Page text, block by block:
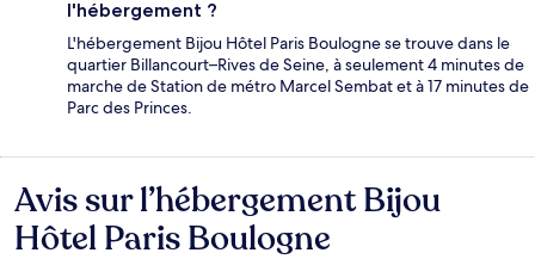
l'hébergement ?
L'hébergement Bijou Hôtel Paris Boulogne se trouve dans le
quartier Billancourt–Rives de Seine, à seulement 4 minutes de
marche de Station de métro Marcel Sembat et à 17 minutes de
Parc des Princes.
Avis
Avis sur l’hébergement Bijou
Hôtel Paris Boulogne